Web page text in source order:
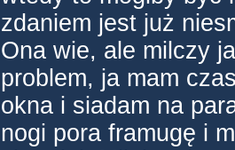
zdaniem jest już
Ona wie, ale milczy
problem, ja mam
okna i siadam na
nogi pora framugę i